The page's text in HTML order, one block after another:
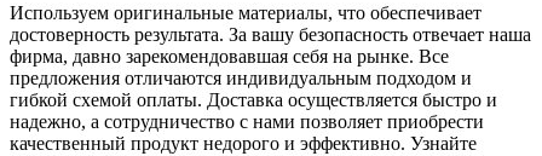
Используем оригинальные материалы, что обеспечивает
достоверность результата. За вашу безопасность отвечает наша
фирма, давно зарекомендовавшая себя на рынке. Все
предложения отличаются индивидуальным подходом и
гибкой схемой оплаты. Доставка осуществляется быстро и
надежно, а сотрудничество с нами позволяет приобрести
качественный продукт недорого и эффективно. Узнайте